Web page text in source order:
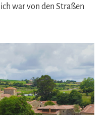
war von den Straßen